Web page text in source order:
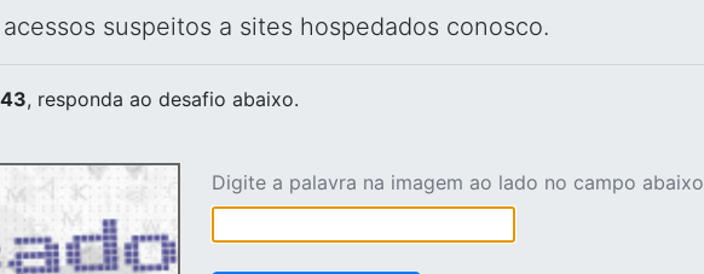
suspeitos a sites hospedados conosco.
, responda ao desafio abaixo.
Digite a palavra na imagem ao lado no campo abaixo